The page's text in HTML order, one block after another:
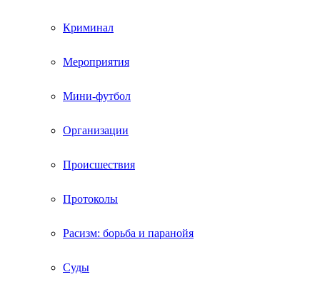
Криминал
Мероприятия
Мини-футбол
Организации
Происшествия
Протоколы
Расизм: борьба и паранойя
Суды